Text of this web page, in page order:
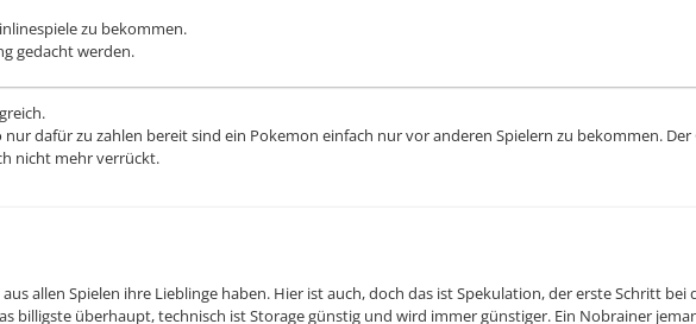
zu bekommen.
gedacht werden.
nur dafür zu zahlen bereit sind ein Pokemon einfach nur vor anderen Spielern zu bekommen.
nicht mehr verrückt.
allen Spielen ihre Lieblinge haben. Hier ist auch, doch das ist Spekulation, der erste Schritt bei
billigste überhaupt, technisch ist Storage günstig und wird immer günstiger. Ein Nobrainer